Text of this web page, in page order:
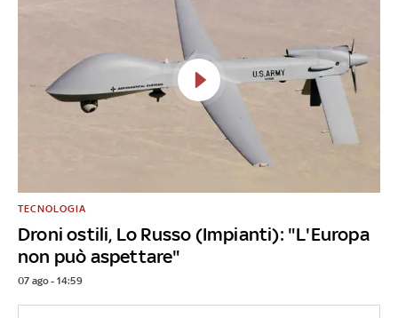
Droni ostili, Lo Russo (Impianti): "L'Europa
non può aspettare"
TECNOLOGIA
07 ago - 14:59